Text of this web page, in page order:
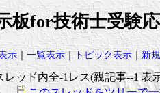
板for技術士受験
示｜一覧表示｜トピック表示｜新
レッド内全-1レス(親記事--1